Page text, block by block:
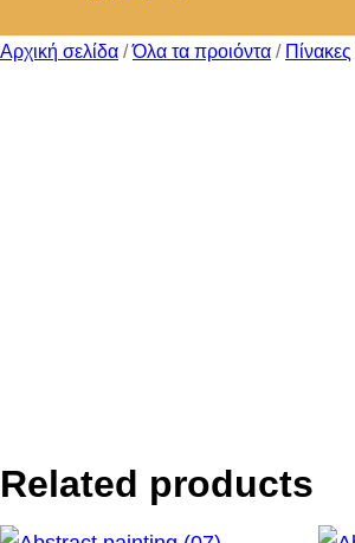
Αρχική σελίδα /Όλα τα προιόντα / Πίνακες
Related products